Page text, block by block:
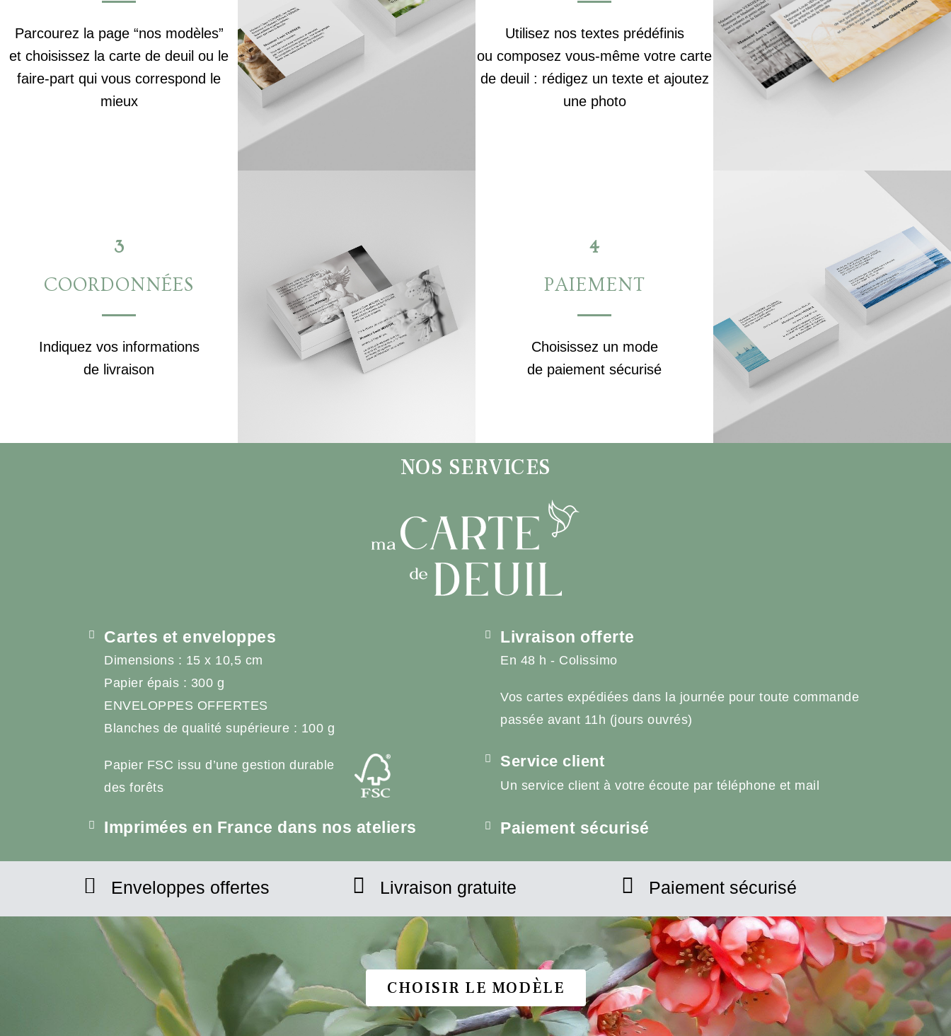
Parcourez la page “nos modèles”
et choisissez la carte de deuil ou le
faire-part qui vous correspond le
mieux
Utilisez nos textes prédéfinis
ou composez vous-même votre carte
de deuil : rédigez un texte et ajoutez
une photo
3
COORDONNÉES
Indiquez vos informations
de livraison
4
PAIEMENT
Choisissez un mode
de paiement sécurisé
NOS SERVICES
Cartes et enveloppes
Dimensions : 15 x 10,5 cm
Papier épais : 300 g
ENVELOPPES OFFERTES
Blanches de qualité supérieure : 100 g
Papier FSC issu d’une gestion durable
des forêts
Imprimées en France dans nos ateliers
Livraison offerte
En 48 h - Colissimo
Vos cartes expédiées dans la journée pour toute commande
passée avant 11h (jours ouvrés)
Service client
Un service client à votre écoute par téléphone et mail
Paiement sécurisé
Enveloppes offertes Livraison gratuite Paiement sécurisé
CHOISIR LE MODÈLE